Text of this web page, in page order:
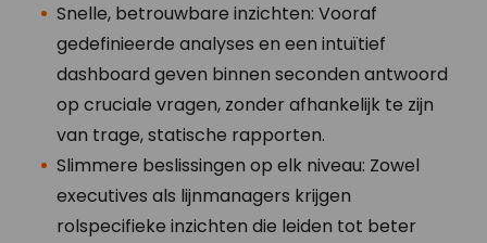
Snelle, betrouwbare inzichten: Vooraf
gedefinieerde analyses en een intuïtief
dashboard geven binnen seconden antwoord
op cruciale vragen, zonder afhankelijk te zijn
van trage, statische rapporten.
Slimmere beslissingen op elk niveau: Zowel
executives als lijnmanagers krijgen
rolspecifieke inzichten die leiden tot beter